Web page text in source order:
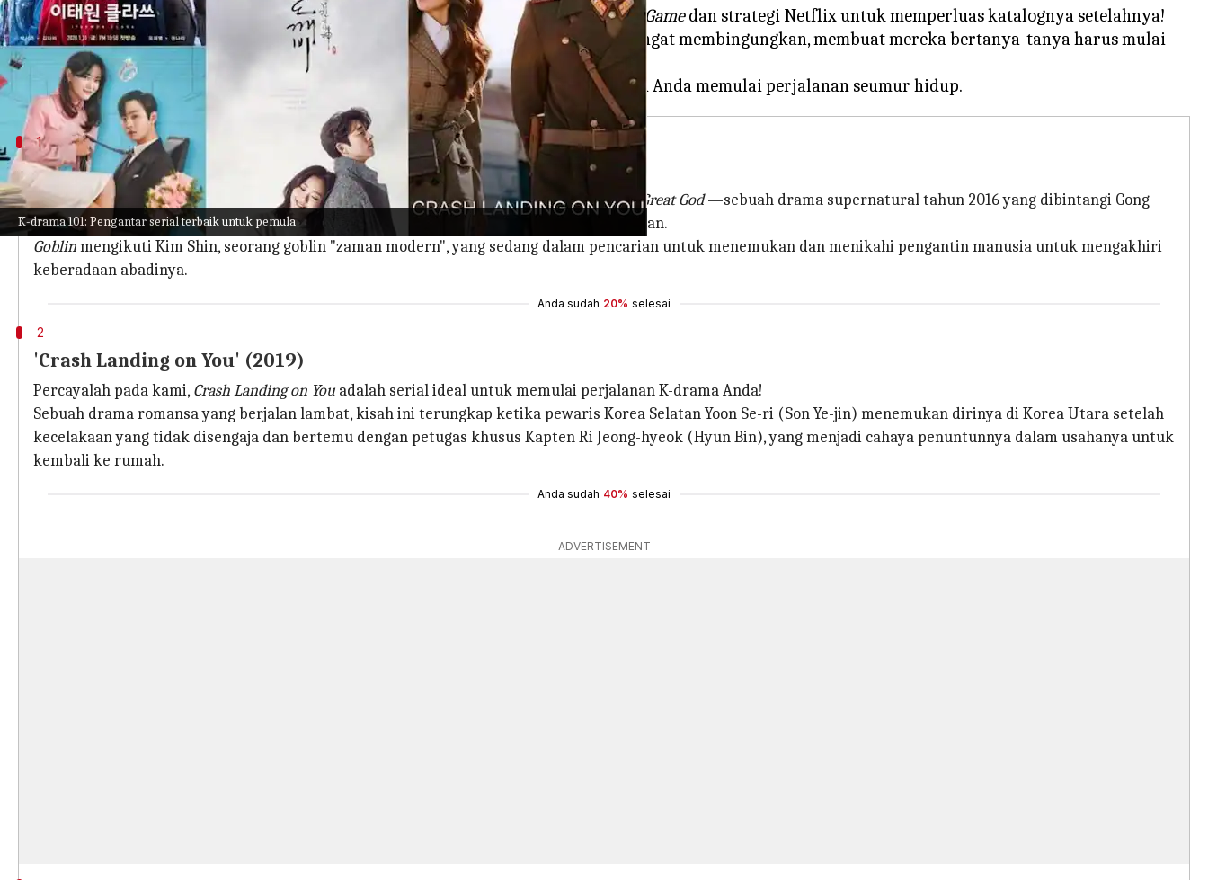
K-drama 101: Pengantar serial terbaik untuk pemula
Demam K-drama semakin tinggi di seluruh dunia—berkat kesuksesan besarSquid Gamedan strategi Netflix untuk memperluas katalognya setelahnya!
Namun, bagi pendatang baru di dunia ini, banyaknya pilihan yang ada bisa jadi sangat membingungkan, membuat mereka bertanya-tanya harus mulai
dari mana.
1
'Goblin' (2016)
Apakah Anda seorang penggemar lama atau baru, GoblinaliasGuardian: The Lonely and Great God—sebuah drama supernatural tahun 2016 yang dibintangi Gong
Yoo sebagai peran utama—adalah pengenalan sempurna ke dunia K-drama yang menawan.
Goblinmengikuti Kim Shin, seorang goblin "zaman modern", yang sedang dalam pencarian untuk menemukan dan menikahi pengantin manusia untuk mengakhiri
keberadaan abadinya.
Anda sudah 20% selesai
2
'Crash Landing on You' (2019)
Percayalah pada kami, Crash Landing on You adalah serial ideal untuk memulai perjalanan K-drama Anda!
Sebuah drama romansa yang berjalan lambat, kisah ini terungkap ketika pewaris Korea Selatan Yoon Se-ri (Son Ye-jin) menemukan dirinya di Korea Utara setelah
kecelakaan yang tidak disengaja dan bertemu dengan petugas khusus Kapten Ri Jeong-hyeok (Hyun Bin), yang menjadi cahaya penuntunnya dalam usahanya untuk
kembali ke rumah.
Anda sudah 40% selesai
ADVERTISEMENT